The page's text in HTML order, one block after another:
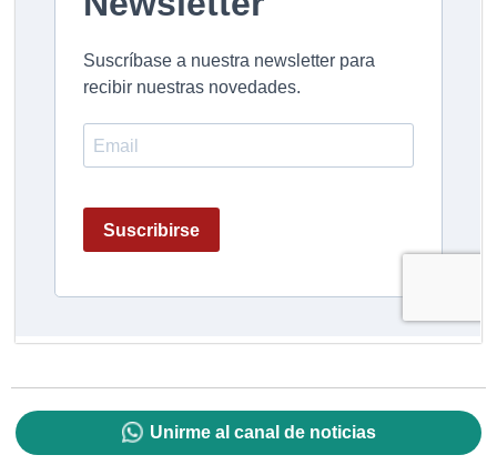
Unirme al canal de noticias